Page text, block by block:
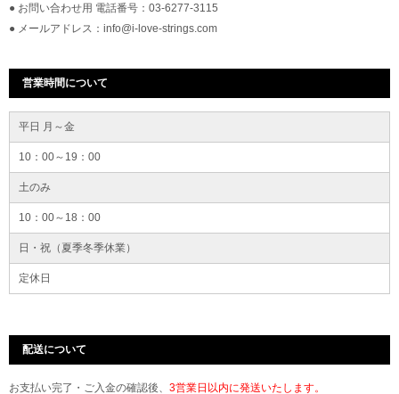
● お問い合わせ用 電話番号：03-6277-3115
● メールアドレス：info@i-love-strings.com
営業時間について
平日 月～金
10：00～19：00
土のみ
10：00～18：00
日・祝（夏季冬季休業）
定休日
配送について
お支払い完了・ご入金の確認後、 3営業日以内に発送いたします。